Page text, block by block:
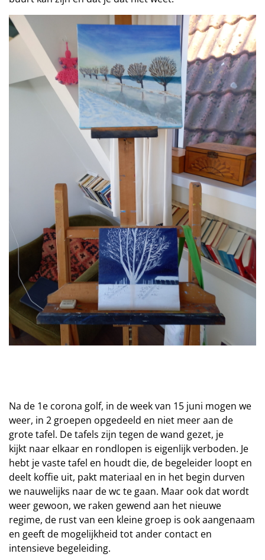
Na de 1e corona golf, in de week van 15 juni mogen we
weer, in 2 groepen opgedeeld en niet meer aan de
grote tafel. De tafels zijn tegen de wand gezet, je
kijkt naar elkaar en rondlopen is eigenlijk verboden. Je
hebt je vaste tafel en houdt die, de begeleider loopt en
deelt koffie uit, pakt materiaal en in het begin durven
we nauwelijks naar de wc te gaan. Maar ook dat wordt
weer gewoon, we raken gewend aan het nieuwe
regime, de rust van een kleine groep is ook aangenaam
en geeft de mogelijkheid tot ander contact en
intensieve begeleiding.